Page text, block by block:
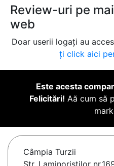
Review-uri pe
web
Doar userii logați au
ți click aici
Este acesta
Felicitări! Aă cum să
Câmpia Turzii